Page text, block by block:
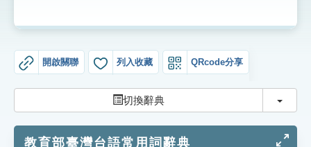
生字詞彙表
開啟關聯 列入收藏 QRcode分享
切換辭典 切換
教育部臺灣台語常用詞辭典